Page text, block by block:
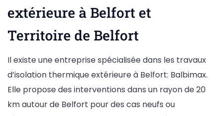
extérieure à Belfort et
Territoire de Belfort
Il existe une entreprise spécialisée dans les travaux
d’isolation thermique extérieure à Belfort: Balbimax.
Elle propose des interventions dans un rayon de 20
km autour de Belfort pour des cas neufs ou